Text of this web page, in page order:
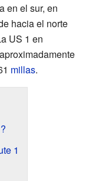
en el sur, en
hacia el norte
US 1 en
millas.
1